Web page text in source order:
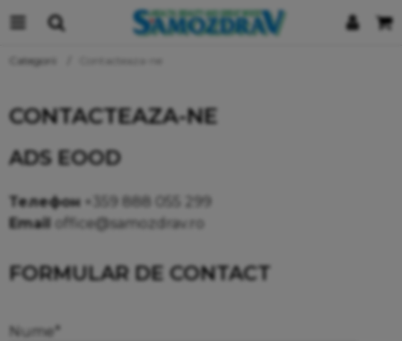
Categorii
CONTACTEAZA-NE
ADS EOOD
Телефон +359 888 055 299
Email office@samozdrav.ro
FORMULAR DE CONTACT
Nume*